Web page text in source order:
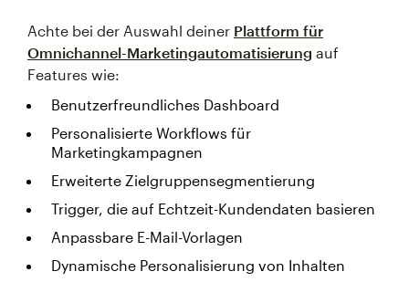
Achte bei der Auswahl deiner Plattform für
Omnichannel-Marketingautomatisierung auf
Features wie:
Benutzerfreundliches Dashboard
Personalisierte Workflows für
Marketingkampagnen
Erweiterte Zielgruppensegmentierung
Trigger, die auf Echtzeit-Kundendaten basieren
Anpassbare E-Mail-Vorlagen
Dynamische Personalisierung von Inhalten